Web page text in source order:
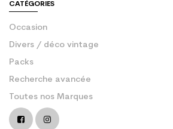
CATÉGORIES
Occasion
Divers / déco vintage
Packs
Recherche avancée
Toutes nos Marques